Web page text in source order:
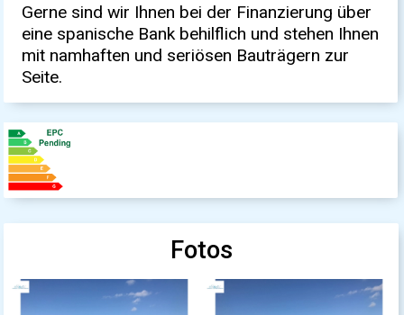
Gerne sind wir Ihnen bei der Finanzierung über
eine spanische Bank behilflich und stehen Ihnen
mit namhaften und seriösen Bauträgern zur
Seite.
Fotos